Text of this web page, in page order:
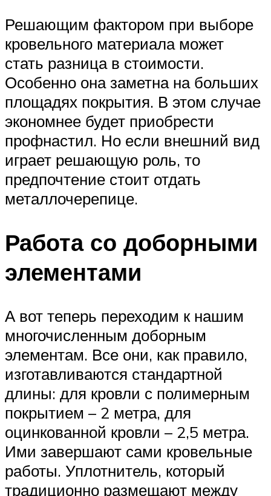
Решающим фактором при выборе
кровельного материала может
стать разница в стоимости.
Особенно она заметна на больших
площадях покрытия. В этом случае
экономнее будет приобрести
профнастил. Но если внешний вид
играет решающую роль, то
предпочтение стоит отдать
металлочерепице.
Работа со доборными
элементами
А вот теперь переходим к нашим
многочисленным доборным
элементам. Все они, как правило,
изготавливаются стандартной
длины: для кровли с полимерным
покрытием – 2 метра, для
оцинкованной кровли – 2,5 метра.
Ими завершают сами кровельные
работы. Уплотнитель, который
традиционно размещают между